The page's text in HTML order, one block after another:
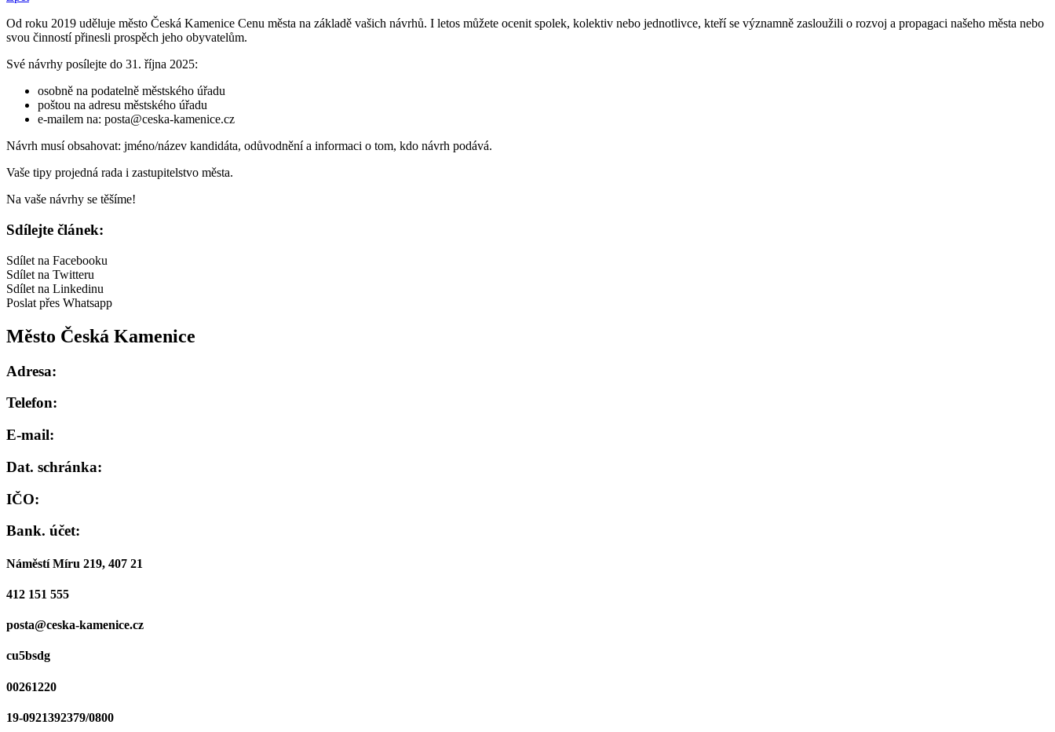
Od roku 2019 uděluje město Česká Kamenice Cenu města na základě vašich návrhů. I letos můžete ocenit spolek, kolektiv nebo jednotlivce, kteří se významně zasloužili o rozvoj a propagaci našeho města nebo
svou činností přinesli prospěch jeho obyvatelům.
Své návrhy posílejte do 31. října 2025:
osobně na podatelně městského úřadu
poštou na adresu městského úřadu
e-mailem na: posta@ceska-kamenice.cz
Návrh musí obsahovat: jméno/název kandidáta, odůvodnění a informaci o tom, kdo návrh podává.
Vaše tipy projedná rada i zastupitelstvo města.
Na vaše návrhy se těšíme!
Sdílejte článek:
Sdílet na Facebooku
Sdílet na Twitteru
Sdílet na Linkedinu
Poslat přes Whatsapp
Město Česká Kamenice
Adresa:
Telefon:
E-mail:
Dat. schránka:
IČO:
Bank. účet:
Náměstí Míru 219, 407 21
412 151 555
posta@ceska-kamenice.cz
cu5bsdg
00261220
19-0921392379/0800